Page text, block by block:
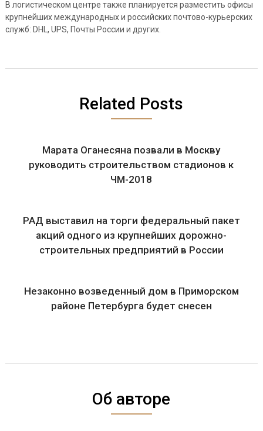
В логистическом центре также планируется разместить офисы
крупнейших международных и российских почтово-курьерских
служб: DHL, UPS, Почты России и других.
Related Posts
Марата Оганесяна позвали в Москву
руководить строительством стадионов к
ЧМ-2018
РАД выставил на торги федеральный пакет
акций одного из крупнейших дорожно-
строительных предприятий в России
Незаконно возведенный дом в Приморском
районе Петербурга будет снесен
Об авторе